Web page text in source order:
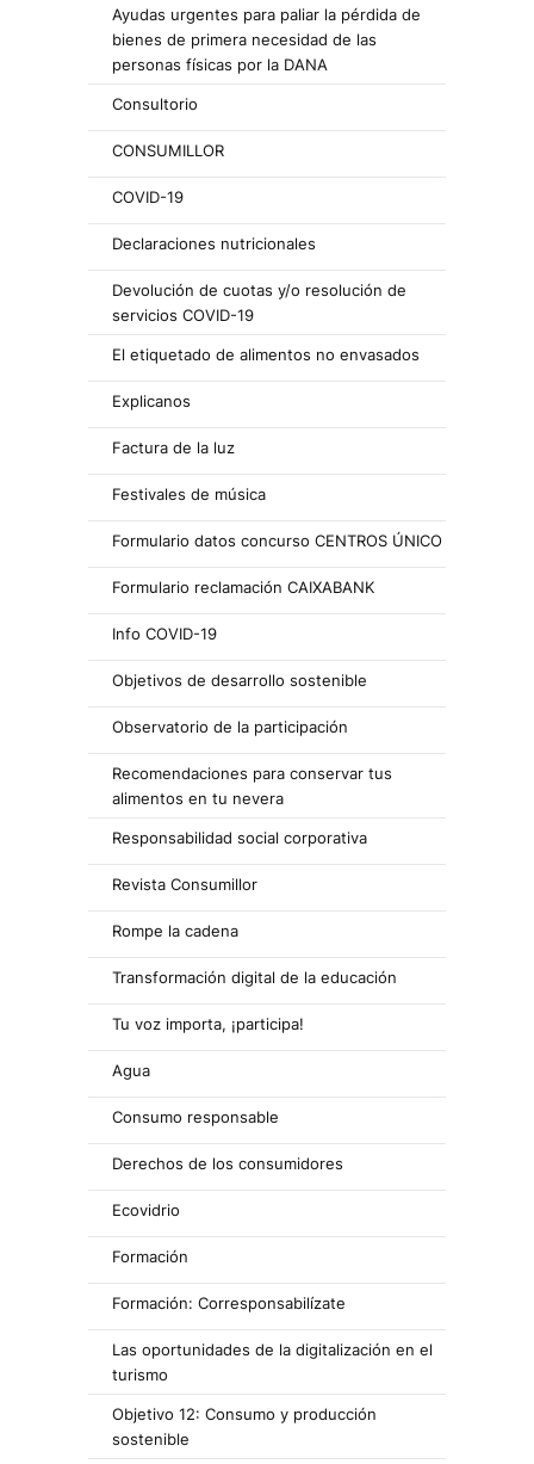
Ayudas urgentes para paliar la pérdida de
bienes de primera necesidad de las
personas físicas por la DANA
Consultorio
CONSUMILLOR
COVID-19
Declaraciones nutricionales
Devolución de cuotas y/o resolución de
servicios COVID-19
El etiquetado de alimentos no envasados
Explicanos
Factura de la luz
Festivales de música
Formulario datos concurso CENTROS ÚNICO
Formulario reclamación CAIXABANK
Info COVID-19
Objetivos de desarrollo sostenible
Observatorio de la participación
Recomendaciones para conservar tus
alimentos en tu nevera
Responsabilidad social corporativa
Revista Consumillor
Rompe la cadena
Transformación digital de la educación
Tu voz importa, ¡participa!
Agua
Consumo responsable
Derechos de los consumidores
Ecovidrio
Formación
Formación: Corresponsabilízate
Las oportunidades de la digitalización en el
turismo
Objetivo 12: Consumo y producción
sostenible